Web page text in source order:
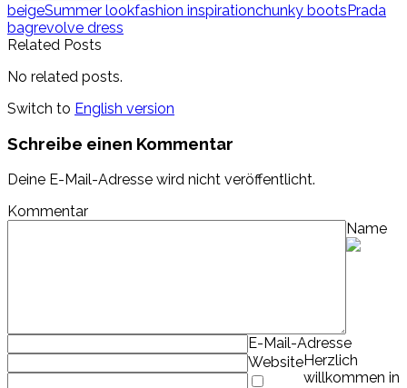
beigeSummer lookfashion inspirationchunky bootsPrada
bagrevolve dress
Related Posts
No related posts.
Switch to English version
Schreibe einen Kommentar
Deine E-Mail-Adresse wird nicht veröffentlicht.
Kommentar
Name
E-Mail-Adresse
WebsiteHerzlich
willkommen in